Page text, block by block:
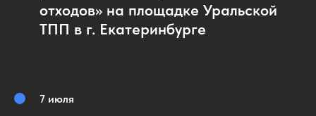
отходов» на площадке Уральской
ТПП в г. Екатеринбурге
7 июля